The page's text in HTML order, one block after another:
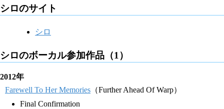
シロのサイト
シロ
シロのボーカル参加作品（1）
2012年
Farewell To Her Memories （Further Ahead Of Warp）
Final Confirmation